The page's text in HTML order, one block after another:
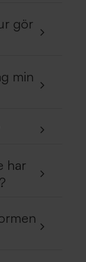
gör
min
har